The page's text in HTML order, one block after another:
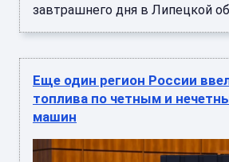
завтрашнего дня в Липецкой
Еще один регион России
топлива по четным и
машин